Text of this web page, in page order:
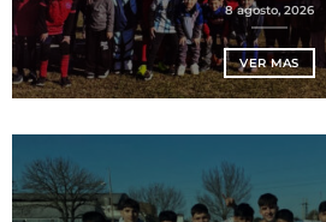
8 agosto, 2026
VER MAS